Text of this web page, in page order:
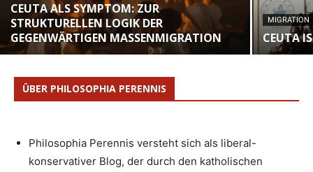
CEUTA ALS SYMPTOM: ZUR
STRUKTURELLEN LOGIK DER
GEGENWÄRTIGEN MASSENMIGRATION
MIGRATION
CEUTA
ÜBER PHILOSOPHIA PERENNIS
Philosophia Perennis versteht sich als liberal-
konservativer Blog, der durch den katholischen